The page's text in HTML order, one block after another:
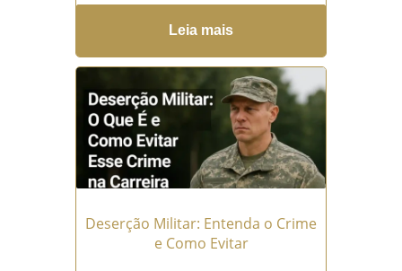
Licença? Conversão em
pecúnia: o que significa e por
que é importante para o...
Leia mais →
Leia mais
Deserção Militar: Entenda o Crime
e Como Evitar